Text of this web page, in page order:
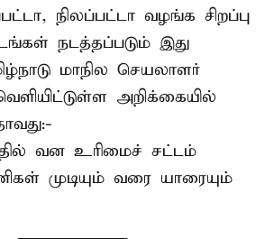
நிலப்பட்டா வழங்க சிறப்பு
நடத்தப்படும் இது
மாநில செயலாளர்
அறிக்கையில்
வன உரிமைச் சட்டம்
முடியும் வரை யாரையும்